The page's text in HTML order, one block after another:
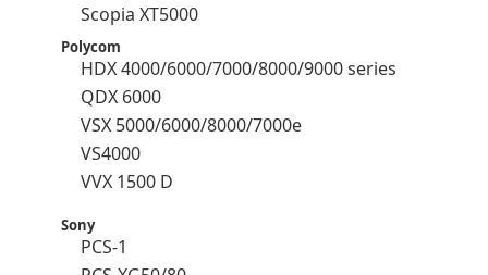
Scopia XT5000
Polycom
HDX 4000/6000/7000/8000/9000 series
QDX 6000
VSX 5000/6000/8000/7000e
VS4000
VVX 1500 D
Sony
PCS-1